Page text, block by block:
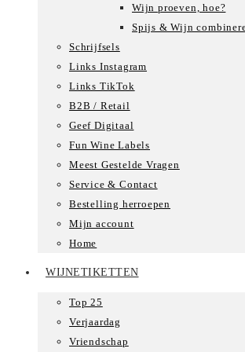
Wijn proeven, hoe?
Spijs & Wijn
Schrijfsels
Links Instagram
Links TikTok
B2B / Retail
Geef Digitaal
Fun Wine Labels
Meest Gestelde Vragen
Service & Contact
Bestelling herroepen
Mijn account
Home
WIJNETIKETTEN
Top 25
Verjaardag
Vriendschap